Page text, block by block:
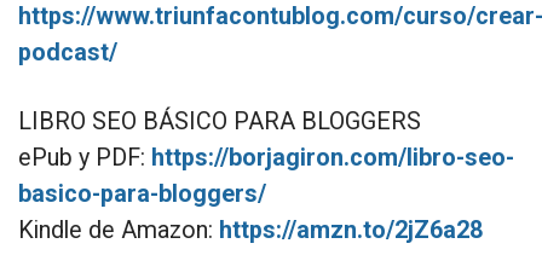
https://www.triunfacontublog.com/curso/crear-
podcast/
LIBRO SEO BÁSICO PARA BLOGGERS
ePub y PDF: https://borjagiron.com/libro-seo-
basico-para-bloggers/
Kindle de Amazon: https://amzn.to/2jZ6a28